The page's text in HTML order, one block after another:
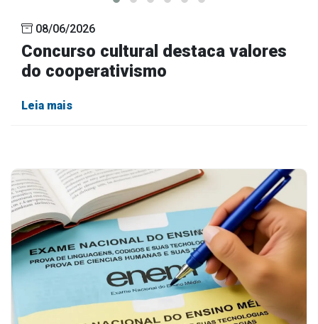
08/06/2026
Concurso cultural destaca valores
do cooperativismo
Leia mais